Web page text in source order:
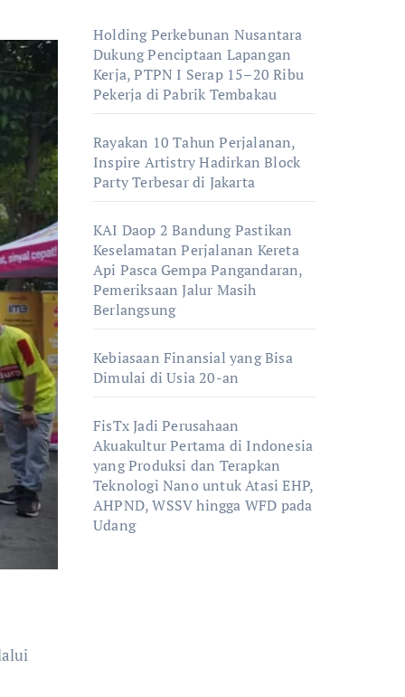
Holding Perkebunan Nusantara
Dukung Penciptaan Lapangan
Kerja, PTPN I Serap 15–20 Ribu
Pekerja di Pabrik Tembakau
Rayakan 10 Tahun Perjalanan,
Inspire Artistry Hadirkan Block
Party Terbesar di Jakarta
KAI Daop 2 Bandung Pastikan
Keselamatan Perjalanan Kereta
Api Pasca Gempa Pangandaran,
Pemeriksaan Jalur Masih
Berlangsung
Kebiasaan Finansial yang Bisa
Dimulai di Usia 20-an
FisTx Jadi Perusahaan
Akuakultur Pertama di Indonesia
yang Produksi dan Terapkan
Teknologi Nano untuk Atasi EHP,
AHPND, WSSV hingga WFD pada
Udang